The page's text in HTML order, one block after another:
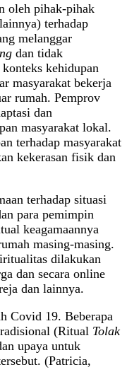
oleh pihak-pihak
terhadap
melanggar
dan tidak
kehidupan
masyarakat bekerja
rumah. Pemprov
dan
masyarakat lokal.
terhadap masyarakat
kekerasan fisik dan
terhadap situasi
para pemimpin
keagamaannya
masing-masing.
dilakukan
dan secara online
dan lainnya.
Covid 19. Beberapa
(Ritual Tolak
upaya untuk
(Patricia,